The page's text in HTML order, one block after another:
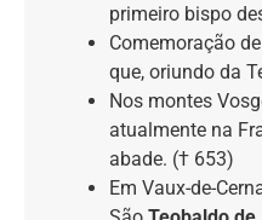
primeiro bispo
Comemoração
que, oriundo da
Nos montes
atualmente na
abade. († 653)
Em Vaux-de-